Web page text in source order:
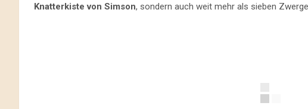
Knatterkiste von Simson, sondern auch weit mehr als sieben